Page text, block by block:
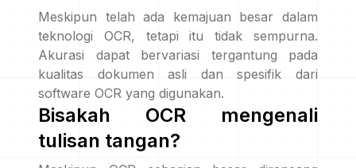
Meskipun telah ada kemajuan besar dalam
teknologi OCR, tetapi itu tidak sempurna.
Akurasi dapat bervariasi tergantung pada
kualitas dokumen asli dan spesifik dari
software OCR yang digunakan.
Bisakah OCR mengenali
tulisan tangan?